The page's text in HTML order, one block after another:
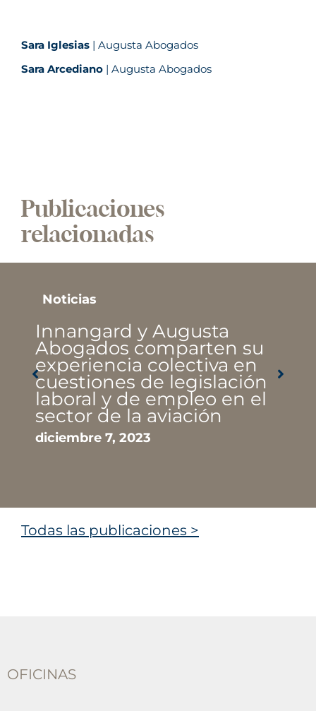
Sara Iglesias | Augusta Abogados
Sara Arcediano | Augusta Abogados
Publicaciones
relacionadas
Noticias
Innangard y Augusta
Abogados comparten su
experiencia colectiva en
cuestiones de legislación
laboral y de empleo en el
sector de la aviación
diciembre 7, 2023
Todas las publicaciones >
OFICINAS